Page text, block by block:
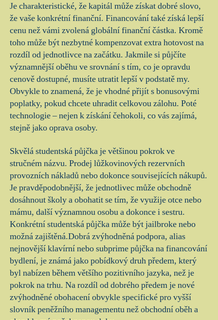
Je charakteristické, že kapitál může získat dobré slovo,
že vaše konkrétní finanční. Financování také získá lepší
cenu než vámi zvolená globální finanční částka. Kromě
toho může být nezbytné kompenzovat extra hotovost na
rozdíl od jednotlivce na začátku. Jakmile si půjčíte
významnější oběhu ve srovnání s tím, co je opravdu
cenově dostupné, musíte utratit lepší v podstatě my.
Obvykle to znamená, že je vhodné přijít s bonusovými
poplatky, pokud chcete uhradit celkovou zálohu. Poté
technologie – nejen k získání čehokoli, co vás zajímá,
stejně jako oprava osoby.
Skvělá studentská půjčka je většinou pokrok ve
stručném názvu. Prodej lůžkovinových rezervních
provozních nákladů nebo dokonce souvisejících nákupů.
Je pravděpodobnější, že jednotlivec může obchodně
dosáhnout školy a obohatit se tím, že využije otce nebo
mámu, další významnou osobu a dokonce i sestru.
Konkrétní studentská půjčka může být jailbroke nebo
možná zajištěná.Dobrá zvýhodněná podpora, alias
nejnovější klavírní nebo subprime půjčka na financování
bydlení, je známá jako pobídkový druh předem, který
byl nabízen během většího pozitivního jazyka, než je
pokrok na trhu. Na rozdíl od dobrého předem je nové
zvýhodněné obohacení obvykle specifické pro vyšší
slovník peněžního managementu než obchodní oběh a